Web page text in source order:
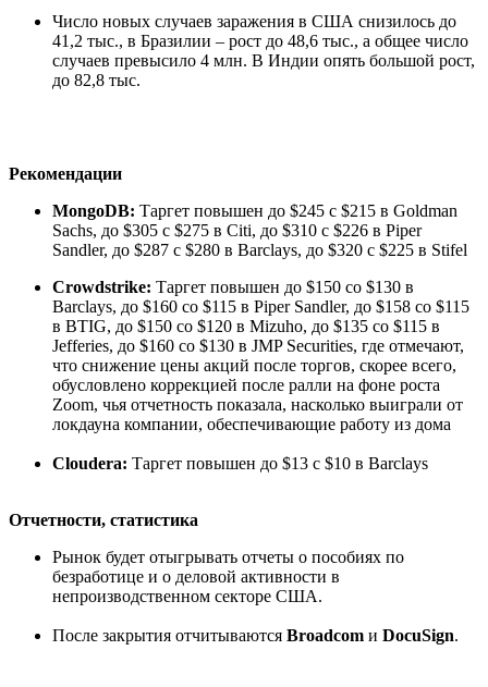
Число новых случаев заражения в США снизилось до
41,2 тыс., в Бразилии – рост до 48,6 тыс., а общее число
случаев превысило 4 млн. В Индии опять большой рост,
до 82,8 тыс.
Рекомендации
MongoDB: Таргет повышен до $245 с $215 в Goldman
Sachs, до $305 с $275 в Citi, до $310 с $226 в Piper
Sandler, до $287 с $280 в Barclays, до $320 с $225 в Stifel
Crowdstrike: Таргет повышен до $150 со $130 в
Barclays, до $160 со $115 в Piper Sandler, до $158 со $115
в BTIG, до $150 со $120 в Mizuho, до $135 со $115 в
Jefferies, до $160 со $130 в JMP Securities, где отмечают,
что снижение цены акций после торгов, скорее всего,
обусловлено коррекцией после ралли на фоне роста
Zoom, чья отчетность показала, насколько выиграли от
локдауна компании, обеспечивающие работу из дома
Cloudera: Таргет повышен до $13 с $10 в Barclays
Отчетности, статистика
Рынок будет отыгрывать отчеты о пособиях по
безработице и о деловой активности в
непроизводственном секторе США.
После закрытия отчитываются Broadcom и DocuSign.